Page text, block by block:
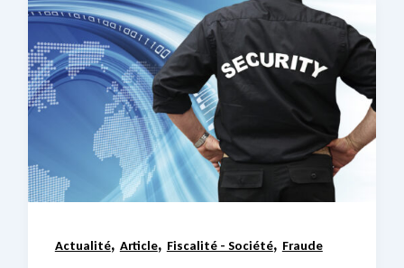
Actualité, Article, Fiscalité - Société, Fraude